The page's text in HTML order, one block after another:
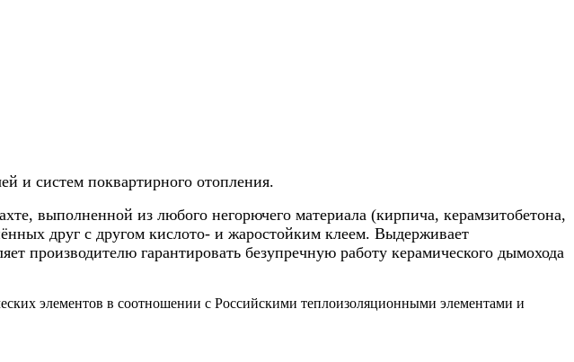
и систем поквартирного отопления.
выполненной из любого негорючего материала (кирпича, керамзитобетона,
друг с другом кислото- и жаростойким клеем. Выдерживает
производителю гарантировать безупречную работу керамического дымохода
элементов в соотношении с Российскими теплоизоляционными элементами и